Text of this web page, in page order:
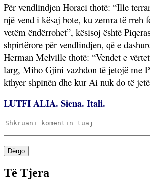
Për vendlindjen Horaci thotë: “Ille
një vend i kësaj bote, ku zemra të rreh
vetëm ëndërrohet”, kësisoj është
shpirtërore për vendlindjen, që e
Herman Melville thotë: “Vendet e
larg, Miho Gjini vazhdon të jetojë me
kthyer shpinën dhe kur Ai nuk do të
LUTFI ALIA. Siena. Itali.
Dërgo
Të Tjera